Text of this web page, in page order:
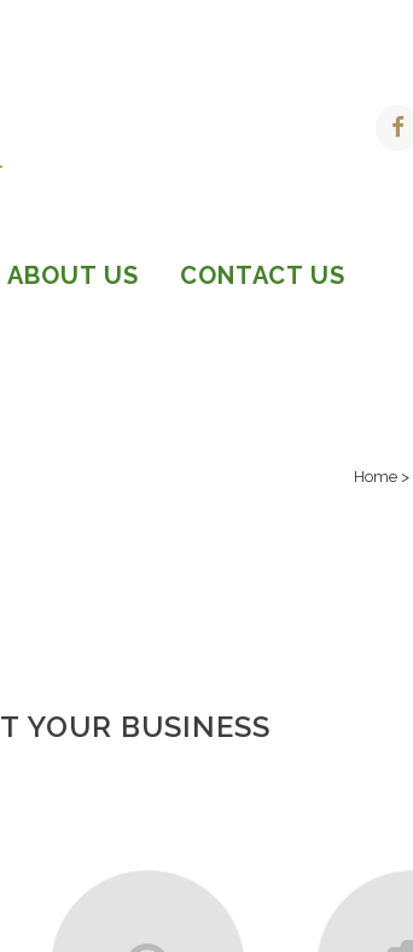
ABOUT US CONTACT US
Home >
YOUR BUSINESS